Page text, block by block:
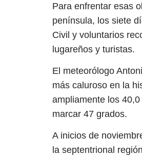
Para enfrentar esas
península, los siete
Civil y voluntarios
lugareños y turistas.
El meteorólogo
más caluroso en la
ampliamente los
marcar 47 grados.
A inicios de
la septentrional